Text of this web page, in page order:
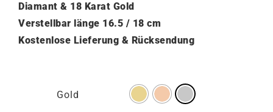
Diamant & 18 Karat Gold
Verstellbar länge 16.5 / 18 cm
Kostenlose Lieferung & Rücksendung
Gold